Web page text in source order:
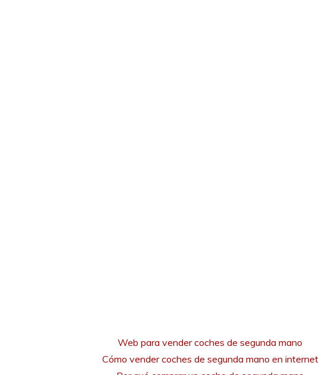
Web para vender coches de segunda mano
Cómo vender coches de segunda mano en internet